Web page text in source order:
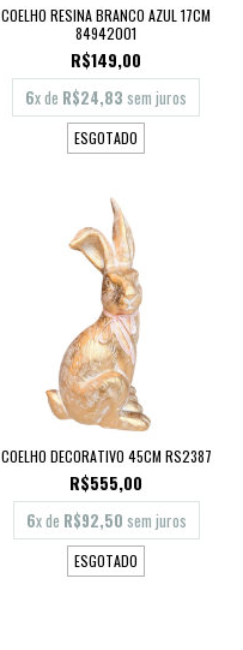
COELHO RESINA BRANCO AZUL 17CM
84942001
R$149,00
6x de R$24,83 sem juros
ESGOTADO
COELHO DECORATIVO 45CM RS2387
R$555,00
6x de R$92,50 sem juros
ESGOTADO